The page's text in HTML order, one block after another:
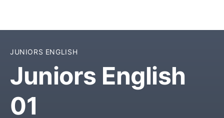
JUNIORS ENGLISH
Juniors English
01